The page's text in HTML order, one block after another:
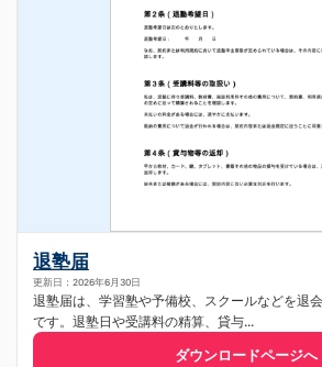
退塾届
更新日：2026年6月30日
退塾届は、学習塾や予備校、スクールなどを退
です。退塾日や受講料の精算、貸与...
ダウンロードページへ